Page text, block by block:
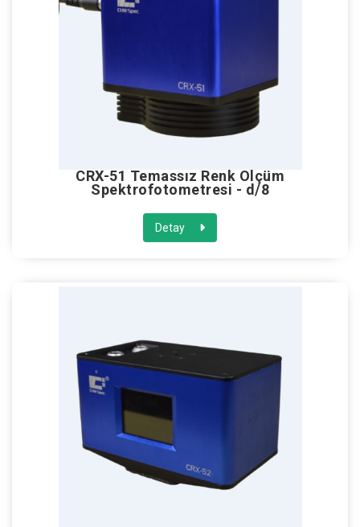
CRX-51 Temassız Renk Ölçüm
Spektrofotometresi - d/8
Detay